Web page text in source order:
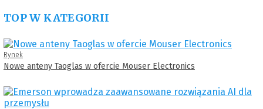
TOP W KATEGORII
Rynek
Nowe anteny Taoglas w ofercie Mouser Electronics